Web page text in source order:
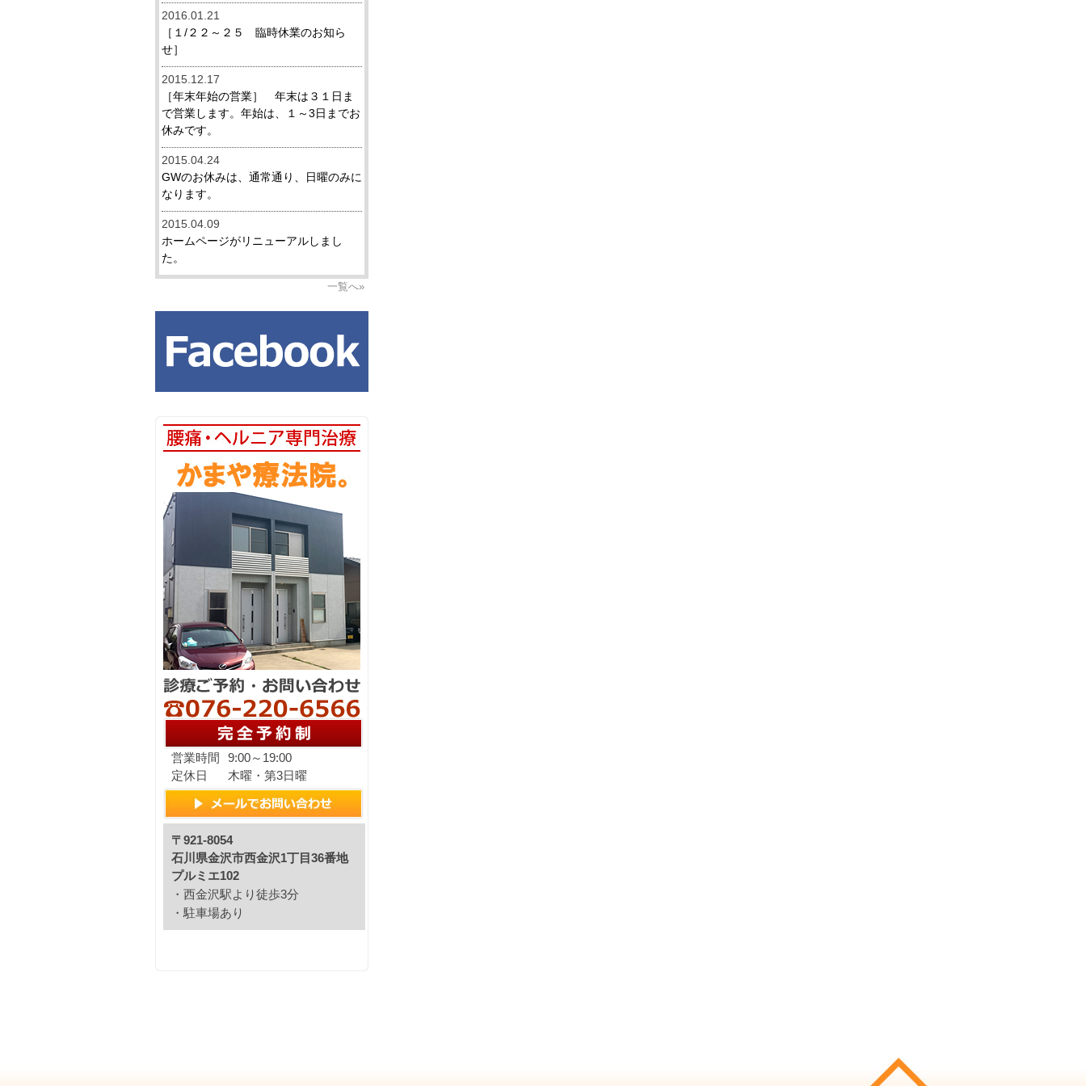
2016.01.21
［１/２２～２５ 臨時休業のお知ら
せ］
2015.12.17
［年末年始の営業］ 年末は３１日ま
で営業します。年始は、１～3日までお
休みです。
2015.04.24
GWのお休みは、通常通り、日曜のみに
なります。
2015.04.09
ホームページがリニューアルしまし
た。
一覧へ»
営業時間
9:00～19:00
定休日
木曜・第3日曜
〒921-8054
石川県金沢市西金沢1丁目36番地
プルミエ102
・西金沢駅より徒歩3分
・駐車場あり